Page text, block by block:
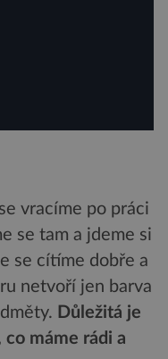
vracíme po práci
se tam a jdeme si
se cítíme dobře a
netvoří jen barva
Důležitá je
máme rádi a